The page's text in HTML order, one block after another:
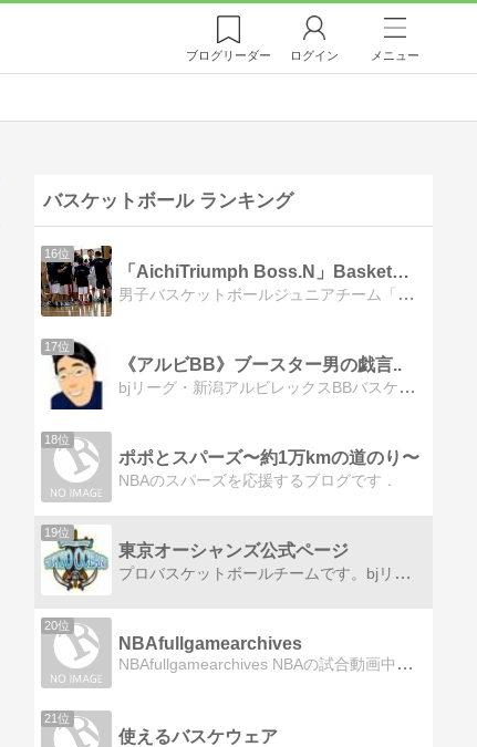
ブログリーダー ログイン メニュー
バスケットボール ランキング
16位
「AichiTriumph Boss.N」Basket…
男子バスケットボールジュニアチーム「愛知トライアンフU15」ヘッドコーチのブログです。2016年以降、基本的にはブログからInstagramに移動して情報発信しています。
17位
《アルビBB》ブースター男の戯言..
bjリーグ・新潟アルビレックスBBバスケの事を好き勝手に書き込んじゃってます。
18位
ポポとスパーズ〜約1万kmの道のり〜
NBAのスパーズを応援するブログです．
19位
東京オーシャンズ公式ページ
プロバスケットボールチームです。bjリーグ参入を目標として活動してます。現在、プロ候補生、スクール生募集中です
20位
NBAfullgamearchives
NBAfullgamearchives NBAの試合動画中心のサイトです
21位
使えるバスケウェア